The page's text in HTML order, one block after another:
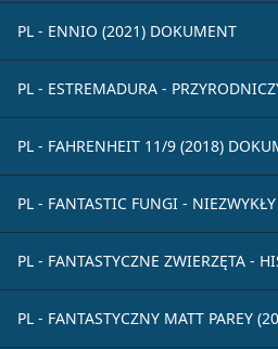
PL - ENNIO (2021) DOKUMENT
PL - ESTREMADURA -
PL - FAHRENHEIT 11/9 (2018)
PL - FANTASTIC FUNGI -
PL - FANTASTYCZNE ZWIERZĘTA -
PL - FANTASTYCZNY MATT PAREY